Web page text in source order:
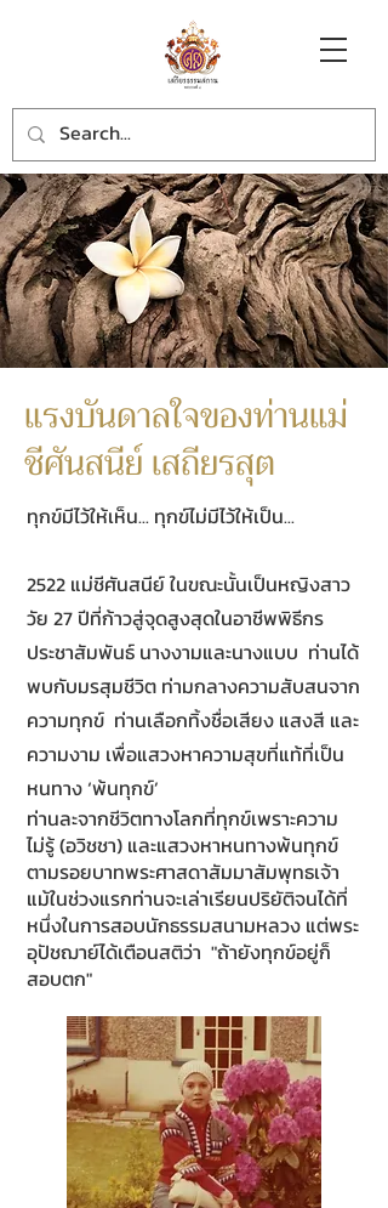
แรงบันดาลใจของท่านแม่
ชีศันสนีย์ เสถียรสุต
ทุกข์มีไว้ให้เห็น... ทุกข์ไม่มีไว้ให้เป็น...
2522 แม่ชีศันสนีย์ ในขณะนั้นเป็นหญิงสาว
วัย 27 ปีที่ก้าวสู่จุดสูงสุดในอาชีพพิธีกร
ประชาสัมพันธ์ นางงามและนางแบบ ท่านได้
พบกับมรสุมชีวิต ท่ามกลางความสับสนจาก
ความทุกข์ ท่านเลือกทิ้งชื่อเสียง แสงสี และ
ความงาม เพื่อแสวงหาความสุขที่แท้ที่เป็น
หนทาง ‘พ้นทุกข์’
ท่านละจากชีวิตทางโลกที่ทุกข์เพราะความ
ไม่รู้ (อวิชชา) และแสวงหาหนทางพ้นทุกข์
ตามรอยบาทพระศาสดาสัมมาสัมพุทธเจ้า
แม้ในช่วงแรกท่านจะเล่าเรียนปริยัติจนได้ที่
หนึ่งในการสอบนักธรรมสนามหลวง แต่พระ
อุปัชฌาย์ได้เตือนสติว่า "ถ้ายังทุกข์อยู่ก็
สอบตก"